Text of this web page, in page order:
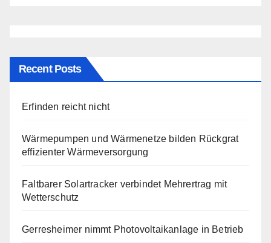
Recent Posts
Erfinden reicht nicht
Wärmepumpen und Wärmenetze bilden Rückgrat
effizienter Wärmeversorgung
Faltbarer Solartracker verbindet Mehrertrag mit
Wetterschutz
Gerresheimer nimmt Photovoltaikanlage in Betrieb